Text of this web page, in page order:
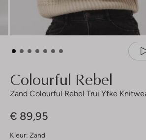
Colourful Rebel
Zand Colourful Rebel Trui Yfke
€ 89,95
Kleur: Zand